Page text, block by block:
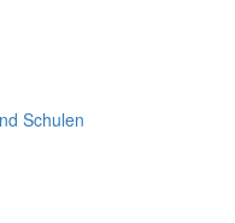
Schulen